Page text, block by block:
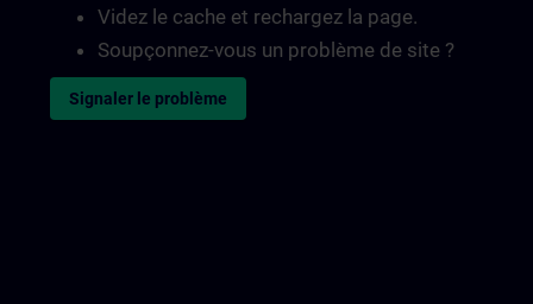
Videz le cache et rechargez la page.
Soupçonnez-vous un problème de site ?
Signaler le problème